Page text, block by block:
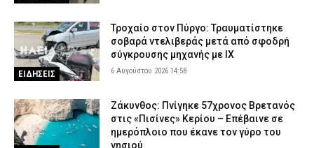
ΕΙΔΗΣΕΙΣ
Τροχαίο στον Πύργο: Τραυματίστηκε
σοβαρά ντελιβεράς μετά από σφοδρή
σύγκρουσης μηχανής με ΙΧ
6 Αυγούστου 2026 14:58
Ζάκυνθος: Πνίγηκε 57χρονος Βρετανός
στις «Πισίνες» Κερίου – Επέβαινε σε
ημερόπλοιο που έκανε τον γύρο του
νησιού